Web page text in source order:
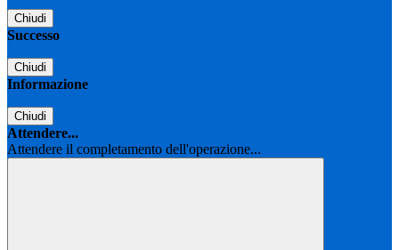
Chiudi
Successo
Chiudi
Informazione
Chiudi
Attendere...
Attendere il completamento dell'operazione...